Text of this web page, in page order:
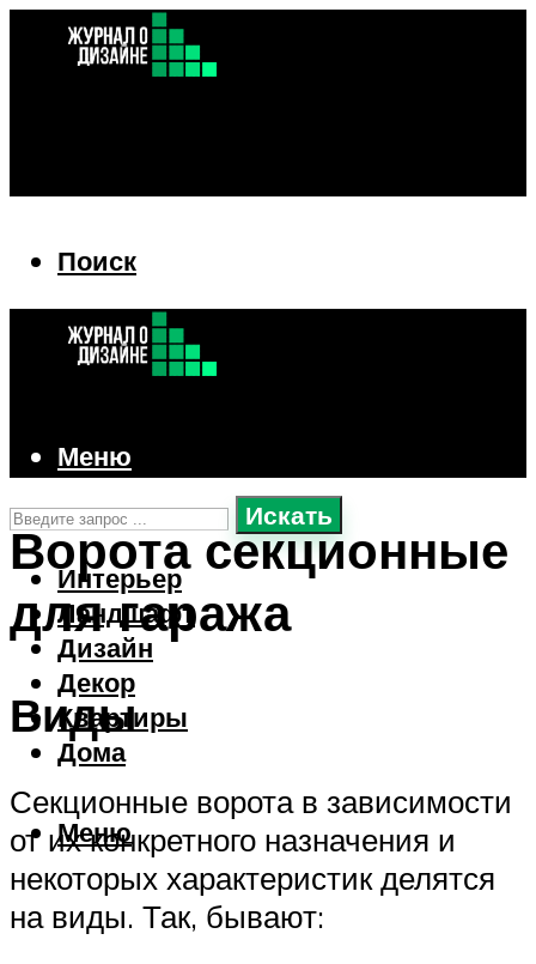
Поиск
Искать
Интерьер
Ландшафт
Дизайн
Декор
Квартиры
Дома
Меню
Меню
Ворота секционные
для гаража
Виды
Секционные ворота в зависимости
от их конкретного назначения и
некоторых характеристик делятся
на виды. Так, бывают: